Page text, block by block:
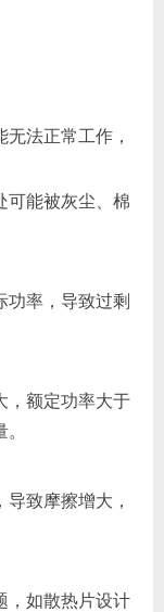
无法正常工作，
可能被灰尘、棉
功率，导致过剩
，额定功率大于
致摩擦增大，
，如散热片设计